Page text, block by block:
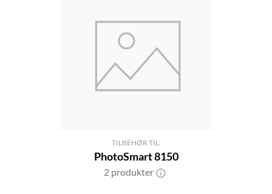
TILBEHØR TIL:
PhotoSmart 8150
2 produkter